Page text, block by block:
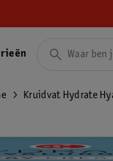
Kruidvat Hydrate